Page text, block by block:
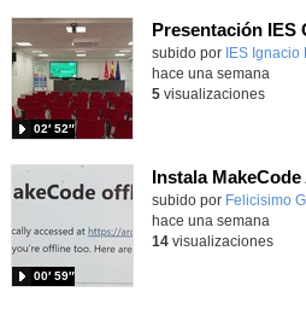
Contenido educativo.
subido por IES Ignacio
02′ 52″
hace una semana
5visualizaciones
Contenido educativo.
subido por Felicisimo G.
00′ 59″
hace una semana
14visualizaciones